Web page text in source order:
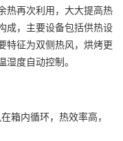
热再次利用，大大提高热
成，主要设备包括供热设
特征为双侧热风，烘烤更
度自动控制。
箱内循环，热效率高，